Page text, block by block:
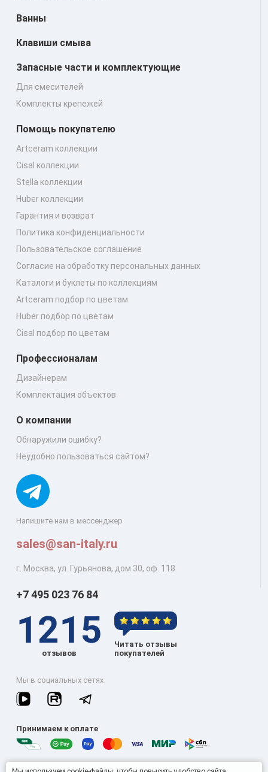
Ванны
Клавиши смыва
Запасные части и комплектующие
Для смесителей
Комплекты крепежей
Напишите нам в мессенджер
sales@san-italy.ru
г. Москва, ул. Гурьянова, дом 30, оф. 118
Помощь покупателю
Artceram коллекции
Cisal коллекции
Stella коллекции
Huber коллекции
Гарантия и возврат
Политика конфиденциальности
Пользовательское соглашение
Согласие на обработку персональных данных
Каталоги и буклеты по коллекциям
Artceram подбор по цветам
Huber подбор по цветам
Cisal подбор по цветам
Профессионалам
Дизайнерам
Комплектация объектов
О компании
Обнаружили ошибку?
Неудобно пользоваться сайтом?
+7 495 023 76 84
1215
отзывов
Читать отзывы
покупателей
Мы в социальных сетях
Принимаем к оплате